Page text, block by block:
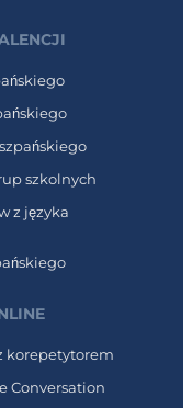
szkolnych
z języka
korepetytorem
Conversation